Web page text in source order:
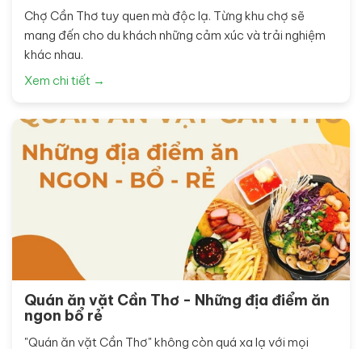
Chợ Cần Thơ tuy quen mà độc lạ. Từng khu chợ sẽ
mang đến cho du khách những cảm xúc và trải nghiệm
khác nhau.
Xem chi tiết →
Quán ăn vặt Cần Thơ - Những địa điểm ăn
ngon bổ rẻ
"Quán ăn vặt Cần Thơ" không còn quá xa lạ với mọi